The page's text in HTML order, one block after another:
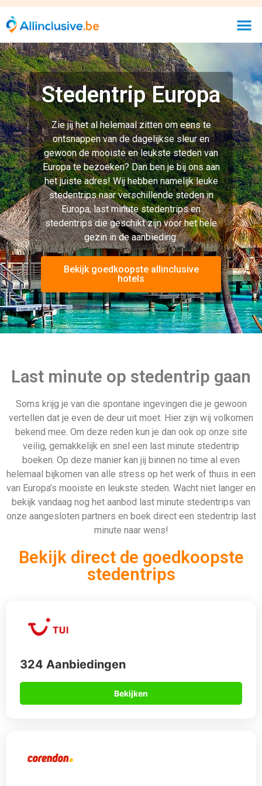
Stedentrip Europa
Zie jij het al helemaal zitten om eens te
ontsnappen van de dagelijkse sleur en
gewoon de mooiste en leukste steden van
Europa te bezoeken? Dan ben je bij ons aan
het juiste adres! Wij hebben namelijk leuke
stedentrips naar verschillende steden in
Europa, last minute stedentrips en
stedentrips die geschikt zijn voor het hele
gezin in de aanbieding.
Bekijk goedkoopste allinclusive
hotels
Last minute op stedentrip gaan
Soms krijg je van die spontane ingevingen die je gewoon
vertellen dat je even de deur uit moet. Hier zijn wij volkomen
bekend mee. Om deze reden kun je dan ook op onze site
veilig, gemakkelijk en snel een last minute stedentrip
boeken. Op deze manier kan jij binnen no time al even
helemaal bijkomen van alle stress op het werk of thuis in een
van Europa’s mooiste en leukste steden. Wacht niet langer en
bekijk vandaag nog het aanbod last minute stedentrips van
onze aangesloten partners en boek direct een stedentrip last
minute naar wens!
Bekijk direct de goedkoopste
stedentrips
324 Aanbiedingen
Bekijken